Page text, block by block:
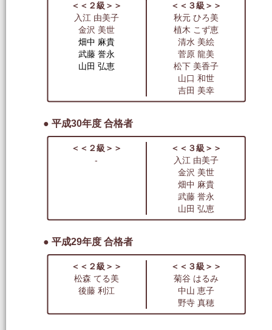
＜＜２級＞＞
＜＜３級＞＞
入江 由美子
秋元 ひろ美
金沢 美世
植木 こず恵
畑中 麻貴
清水 美絵
武藤 誉永
菅原 龍美
山田 弘恵
松下 美香子
山口 和世
吉田 美幸
● 平成30年度 合格者
＜＜２級＞＞
＜＜３級＞＞
-
入江 由美子
金沢 美世
畑中 麻貴
武藤 誉永
山田 弘恵
● 平成29年度 合格者
＜＜２級＞＞
＜＜３級＞＞
松森 てる美
菊谷 はるみ
後藤 利江
中山 恵子
野寺 真穂